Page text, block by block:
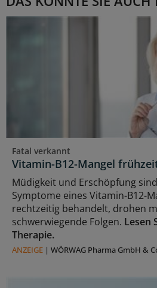
Fatal verkannt
Vitamin-B12-Mangel
Müdigkeit und Erschöpfung
Symptome eines Vitamin-B12-
rechtzeitig behandelt, drohen
schwerwiegende Folgen. Lesen
Therapie.
ANZEIGE | WÖRWAG Pharma GmbH &